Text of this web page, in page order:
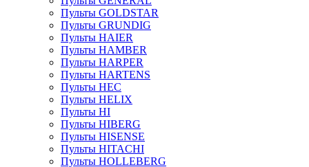
Пульты GOLDSTAR
Пульты GRUNDIG
Пульты HAIER
Пульты HAMBER
Пульты HARPER
Пульты HARTENS
Пульты HEC
Пульты HELIX
Пульты HI
Пульты HIBERG
Пульты HISENSE
Пульты HITACHI
Пульты HOLLEBERG